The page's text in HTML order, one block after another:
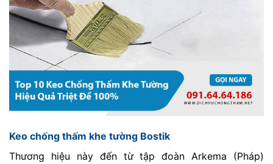
Keo chống thấm khe tường Bostik
Thương hiệu này đến từ tập đoàn Arkema (Pháp)